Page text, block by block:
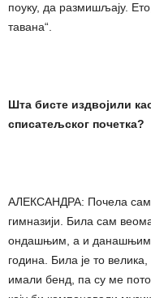
поуку, да размишљају.
тавана“.
Шта бисте издвојили
списатељског почетка?
АЛЕКСАНДРА: Почела сам
гимназији. Била сам
ондашњим, а и данашњим,
година. Била је то велика,
имали бенд, па су ме